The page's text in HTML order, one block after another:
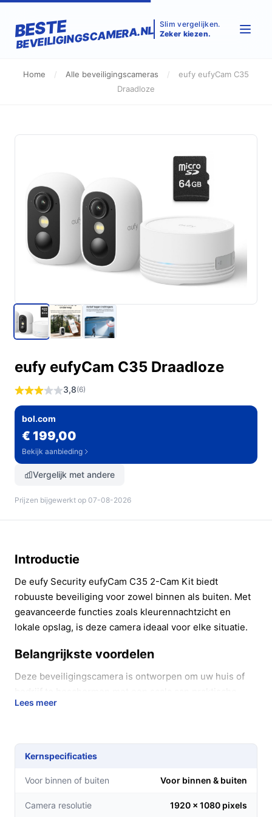
BESTE
BEVEILIGINGSCAMERA.NL Slim vergelijken.
Zeker kiezen.
Home / Alle beveiligingscameras /
eufy eufyCam C35
Draadloze
eufy eufyCam C35 Draadloze
3,8(6)
bol.com
€ 199,00
Bekijk aanbieding
Vergelijk met andere
Prijzen bijgewerkt op 07-08-2026
Introductie
De eufy Security eufyCam C35 2-Cam Kit biedt
robuuste beveiliging voor zowel binnen als buiten. Met
geavanceerde functies zoals kleurennachtzicht en
lokale opslag, is deze camera ideaal voor elke situatie.
Belangrijkste voordelen
Deze beveiligingscamera is ontworpen om uw huis of
voordelen:
bevestiging installeert u de camera in enkele
seconden, zonder gedoe met kabels.
Kleurennachtzicht:
Geniet van heldere beelden,
infraroodverlichting.
Lees meer
Kernspecificaties
Voor binnen of buiten Voor binnen & buiten
Camera resolutie 1920 x 1080 pixels